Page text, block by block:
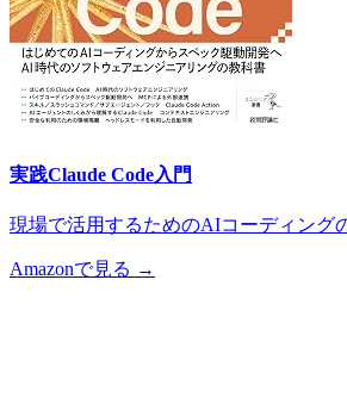
実践Claude Code入門
現場で活用するためのAIコーディング
Amazonで見る →